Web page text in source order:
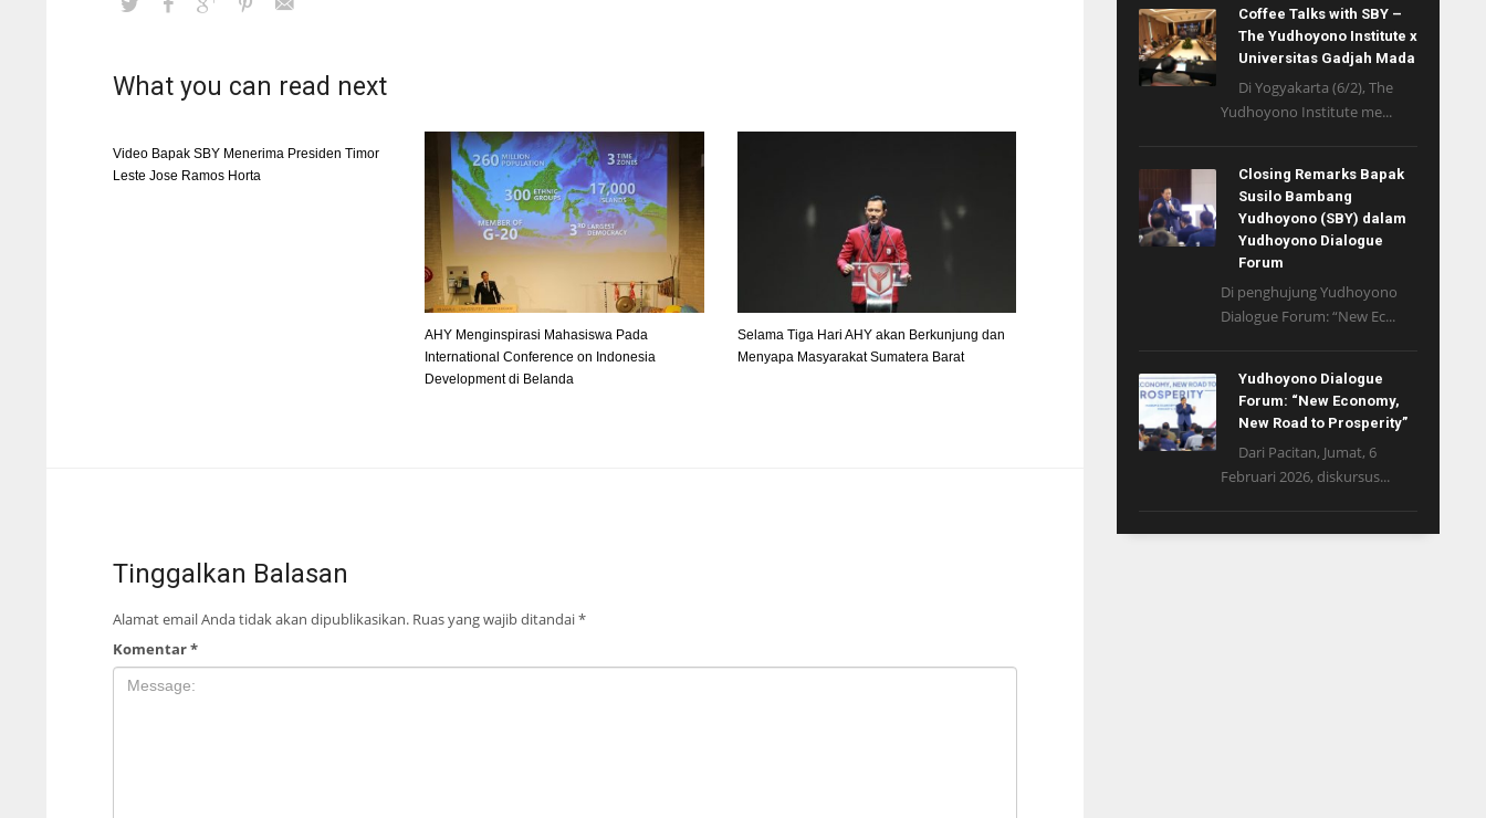
What you can read next
Video Bapak SBY Menerima Presiden Timor
Leste Jose Ramos Horta
AHY Menginspirasi Mahasiswa Pada
International Conference on Indonesia
Development di Belanda
Selama Tiga Hari AHY akan Berkunjung dan
Menyapa Masyarakat Sumatera Barat
Tinggalkan Balasan
Alamat email Anda tidak akan dipublikasikan. Ruas yang wajib ditandai*
Komentar*
Coffee Talks with SBY –
The Yudhoyono Institute x
Universitas Gadjah Mada
Di Yogyakarta (6/2), The
Yudhoyono Institute me...
Closing Remarks Bapak
Susilo Bambang
Yudhoyono (SBY) dalam
Yudhoyono Dialogue
Forum
Di penghujung Yudhoyono
Dialogue Forum: “New Ec...
Yudhoyono Dialogue
Forum: “New Economy,
New Road to Prosperity”
Dari Pacitan, Jumat, 6
Februari 2026, diskursus...